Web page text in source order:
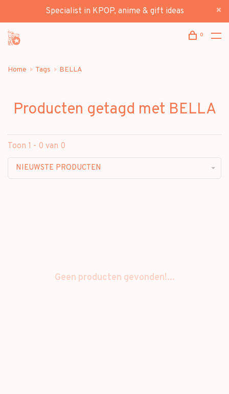
Specialist in KPOP, anime & gift ideas
0
Home Tags BELLA
Producten getagd met BELLA
Toon 1 - 0 van 0
NIEUWSTE PRODUCTEN
Geen producten gevonden!...